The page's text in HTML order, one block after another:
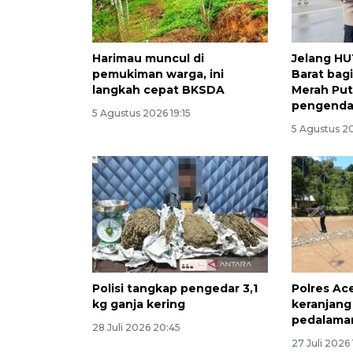
Harimau muncul di
pemukiman warga, ini
langkah cepat BKSDA
5 Agustus 2026 19:15
Jelang
Barat
Merah
5 Agustus
Polisi tangkap pengedar 3,1
kg ganja kering
28 Juli 2026 20:45
Polres
27 Juli 2026